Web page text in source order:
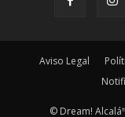
Aviso Legal
© Dream!